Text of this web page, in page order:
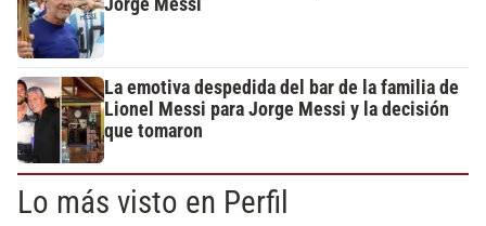
La emotiva despedida del bar de la familia de
Lionel Messi para Jorge Messi y la decisión
que tomaron
Lo más visto en Perfil